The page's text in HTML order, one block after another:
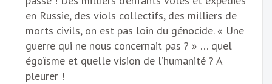
en Russie, des viols collectifs, des milliers de
morts civils, on est pas loin du génocide. « Une
guerre qui ne nous concernait pas ? » … quel
égoïsme et quelle vision de l’humanité ? A
pleurer !